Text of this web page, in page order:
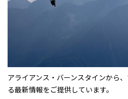
アライアンス・バーンスタインから
る最新情報をご提供しています。